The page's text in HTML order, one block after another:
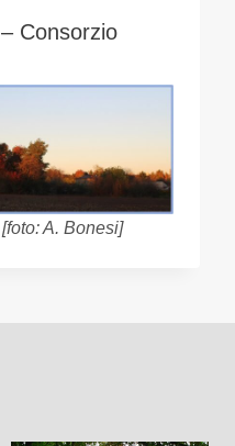
– Consorzio
[foto: A. Bonesi]